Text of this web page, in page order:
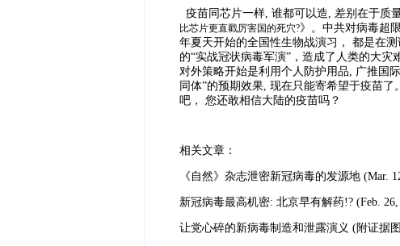
疫苗同芯片一样, 谁都可以造, 差别在于质
比芯片更直戳厉害国的死穴?》。中共对病毒超
年夏天开始的全国性生物战演习， 都是在
的“实战冠状病毒军演”，造成了人类的大
对外策略开始是利用个人防护用品, 广推国
同体”的预期效果, 现在只能寄希望于疫苗
吧， 您还敢相信大陆的疫苗吗？
相关文章：
《自然》杂志泄密新冠病毒的发源地 (Mar.
新冠病毒最高机密: 北京早有解药!? (Feb. 26,
让党心碎的新病毒制造和泄露演义 (附证据